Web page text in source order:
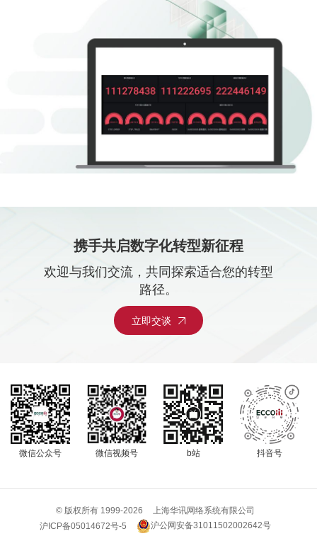
携手共启数字化转型新征程
欢迎与我们交流，共同探索适合您的转型
路径。
立即交谈
微信公众号 微信视频号 b站 抖音号
© 版权所有 1999-2026
上海华讯网络系统有限公司
沪ICP备05014672号-5
沪公网安备31011502002642号